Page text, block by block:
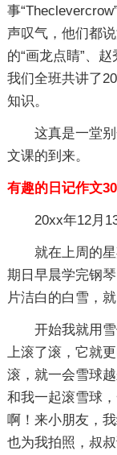
事
声叹气，他们都
的“画龙点睛”、
我们全班共讲了
知识。
这真是一堂
文课的到来。
有趣的日记作文
20xx年12月
就在上周的
期日早晨学完钢
片洁白的白雪，
开始我就用
上滚了滚，它就
滚，就一会雪球
和我一起滚雪球
啊！来小朋友，
也为我拍照，叔